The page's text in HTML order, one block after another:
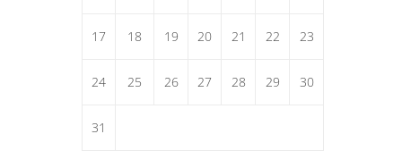
17 18 19 20 21 22 23
24 25 26 27 28 29 30
31